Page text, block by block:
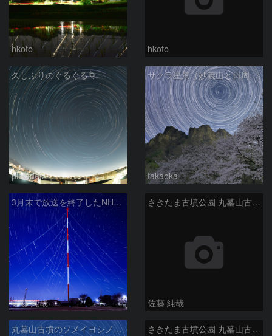
hkoto hkoto
久しぶりのぐるぐる🌀
pleiades
サクラ星景（妙義山と日周運動）
takaoka
3月末で放送を終了したNHKラジオ第2放送の送信アンテナと星空
佐藤 純哉
さきたま古墳公園 丸墓山古墳の夜桜と北天の日周運動 埼玉県行田市
佐藤 純哉
丸墓山古墳のソメイヨシノと日周運動 さきたま古墳公園 丸墓山古墳の夜桜と北天の日周運動 埼玉県行田市